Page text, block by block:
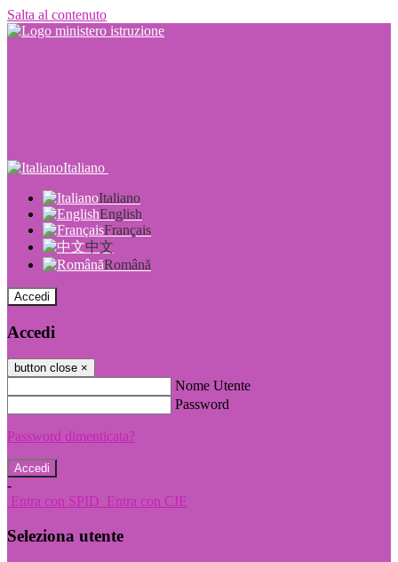
Salta al contenuto
Italiano
Italiano
English
Français
中文
Română
Accedi
Accedi
button close ×
Nome Utente
Password
Password dimenticata?
-
Entra con SPID Entra con CIE
Seleziona utente